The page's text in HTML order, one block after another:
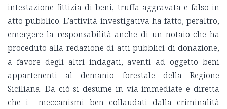
intestazione fittizia di beni, truffa aggravata e falso in
atto pubblico. L’attività investigativa ha fatto, peraltro,
emergere la responsabilità anche di un notaio che ha
proceduto alla redazione di atti pubblici di donazione,
a favore degli altri indagati, aventi ad oggetto beni
appartenenti al demanio forestale della Regione
Siciliana. Da ciò si desume in via immediate e diretta
che i meccanismi ben collaudati dalla criminalità